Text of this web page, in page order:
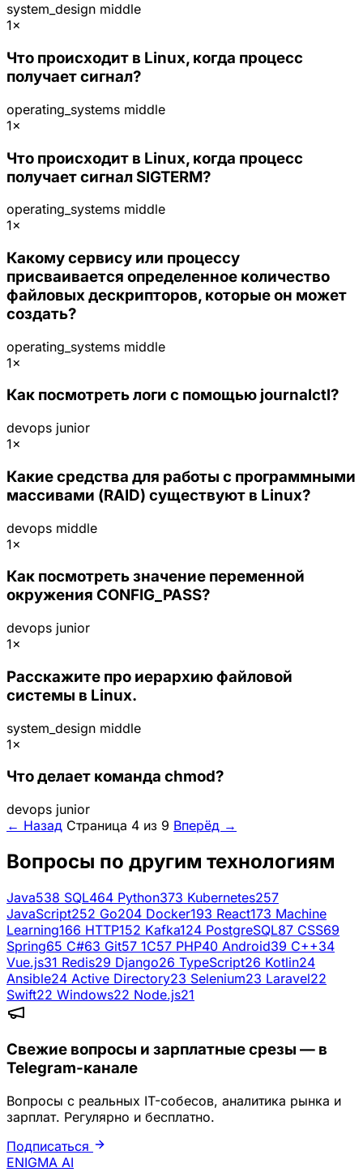
system_design middle
1×
Что происходит в Linux, когда процесс
получает сигнал?
operating_systems middle
1×
Что происходит в Linux, когда процесс
получает сигнал SIGTERM?
operating_systems middle
1×
Какому сервису или процессу
присваивается определенное количество
файловых дескрипторов, которые он может
создать?
operating_systems middle
1×
Как посмотреть логи с помощью journalctl?
devops junior
1×
Какие средства для работы с программными
массивами (RAID) существуют в Linux?
devops middle
1×
Как посмотреть значение переменной
окружения CONFIG_PASS?
devops junior
1×
Расскажите про иерархию файловой
системы в Linux.
system_design middle
1×
Что делает команда chmod?
devops junior
← Назад Страница 4 из 9 Вперёд →
Вопросы по другим технологиям
Java538 SQL464 Python373 Kubernetes257
JavaScript252 Go204 Docker193 React173 Machine
Learning166 HTTP152 Kafka124 PostgreSQL87 CSS69
Spring65 C#63 Git57 1C57 PHP40 Android39 C++34
Vue.js31 Redis29 Django26 TypeScript26 Kotlin24
Ansible24 Active Directory23 Selenium23 Laravel22
Swift22 Windows22 Node.js21
Свежие вопросы и зарплатные срезы — в
Telegram-канале
Вопросы с реальных IT-собесов, аналитика рынка и
зарплат. Регулярно и бесплатно.
Подписаться
ENIGMA AI